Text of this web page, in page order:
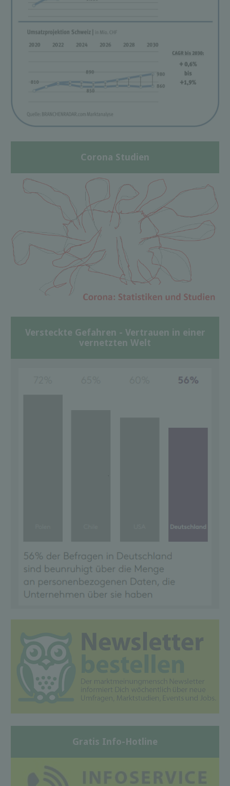
Corona Studien
Versteckte Gefahren - Vertrauen in einer
vernetzten Welt
Gratis Info-Hotline